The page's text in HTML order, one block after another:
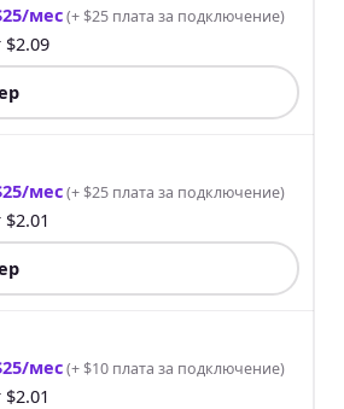
мес(+ $25 плата за подключение)
$2.09
мес(+ $25 плата за подключение)
$2.01
мес(+ $10 плата за подключение)
$2.01